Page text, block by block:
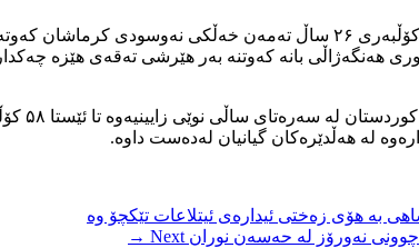
هەنگەژاڵی بانە کەوتنە بەر هێرشی تەقەی هێزە
لە هەڵدێرەکان گیانیان لەدەست داوە.
بە هۆی زەختی ئیدارەی ئیتلاعات تێکچۆ وە
نەورۆز لە حەسەن نوران Next →